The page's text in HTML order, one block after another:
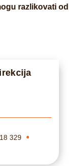
razlikovati od
329